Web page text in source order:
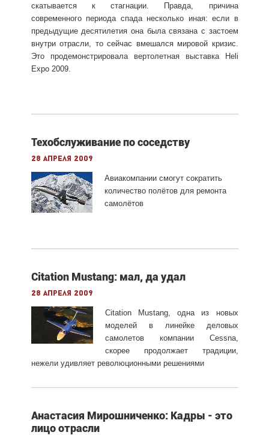
скатывается к стагнации. Правда, причина
современного периода спада несколько иная: если в
предыдущие десятилетия она была связана с застоем
внутри отрасли, то сейчас вмешался мировой кризис.
Это продемонстрировала вертолетная выставка Heli
Expo 2009.
Техобслуживание по соседству
28 апреля 2009
Авиакомпании смогут сократить
количество полётов для ремонта
самолётов
Citation Mustang: мал, да удал
28 апреля 2009
Citation Mustang, одна из новых
моделей в линейке деловых
самолетов компании Cessna,
скорее продолжает традиции,
нежели удивляет революционными решениями
Анастасия Мирошниченко: Кадры - это
лицо отрасли